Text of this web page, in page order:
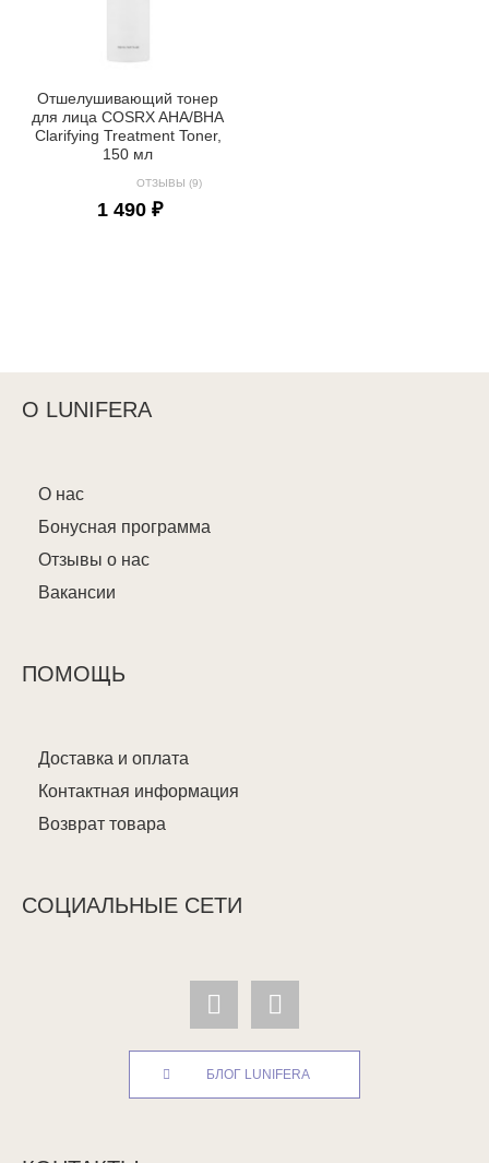
Отшелушивающий тонер
для лица COSRX AHA/BHA
Clarifying Treatment Toner,
150 мл
ОТЗЫВЫ (9)
1 490 ₽
О LUNIFERA
О нас
Бонусная программа
Отзывы о нас
Вакансии
ПОМОЩЬ
Доставка и оплата
Контактная информация
Возврат товара
СОЦИАЛЬНЫЕ СЕТИ
БЛОГ LUNIFERA